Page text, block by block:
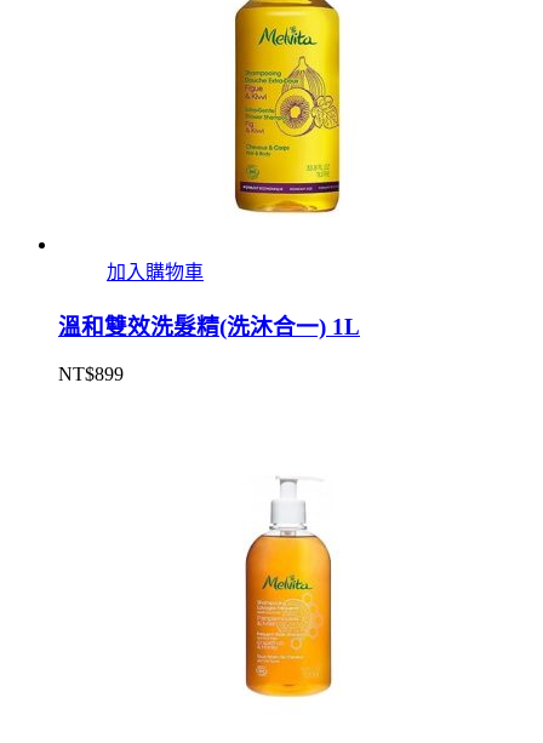
加入購物車
溫和雙效洗髮精(洗沐合一) 1L
NT$899